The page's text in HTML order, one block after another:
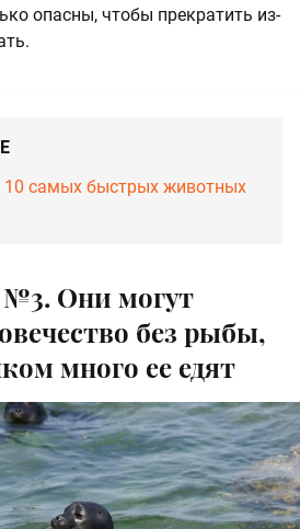
опасны, чтобы прекратить из-
10 самых быстрых животных
Они могут
без рыбы,
много ее едят